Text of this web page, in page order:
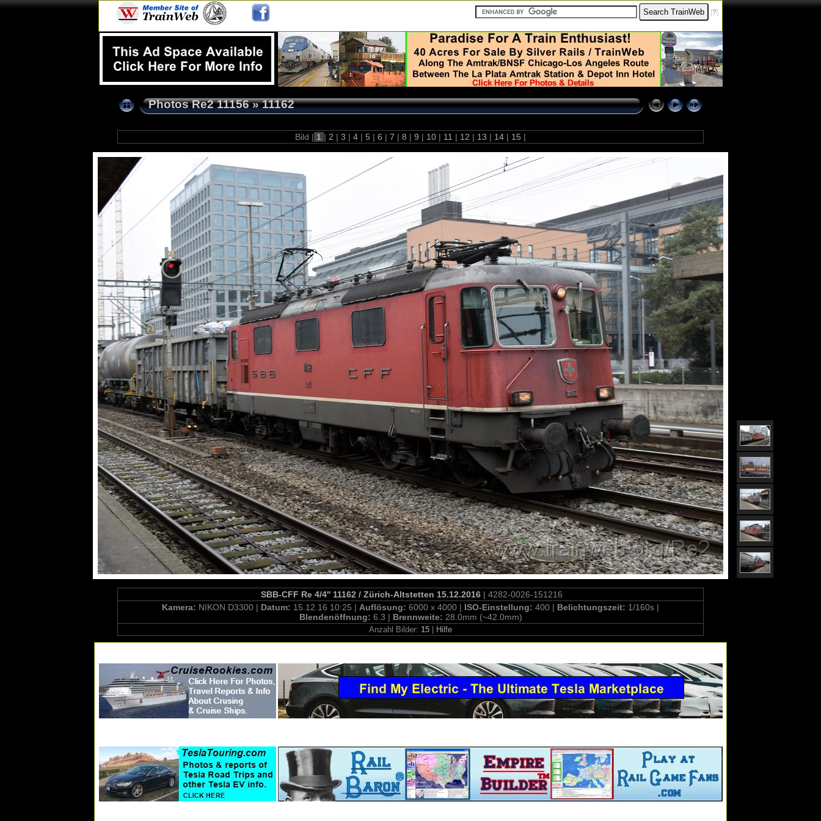
[?]
Photos Re2 11156»11162
Bild | 1 | 2 | 3 | 4 | 5 | 6 | 7 | 8 | 9 | 10 | 11 | 12 | 13 | 14 | 15 |
SBB-CFF Re 4/4'' 11162 / Zürich-Altstetten 15.12.2016 | 4282-0026-151216
Kamera: NIKON D3300 | Datum: 15.12.16 10:25 | Auflösung: 6000 x 4000 | ISO-Einstellung: 400 | Belichtungszeit: 1/160s |
Blendenöffnung: 6.3 | Brennweite: 28.0mm (~42.0mm)
Anzahl Bilder: 15 Hilfe